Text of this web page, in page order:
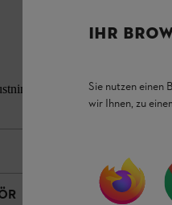
faktiska utseende
IHR
Sie nutzen einen
wir Ihnen, zu